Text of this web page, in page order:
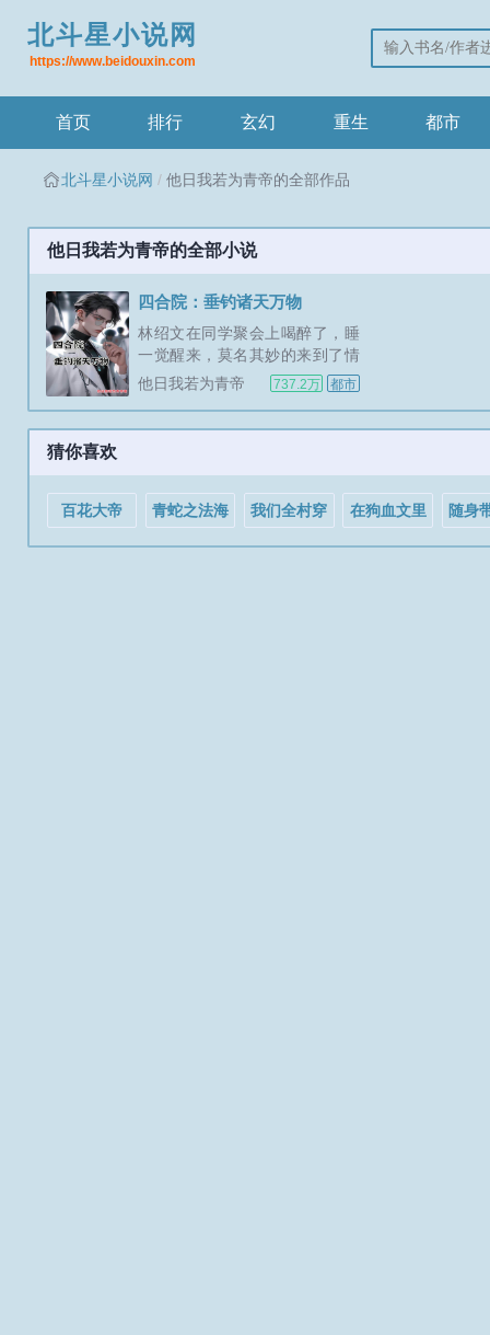
北斗星小说网
https://www.beidouxin.com
首页 排行 玄幻 重生 都市
北斗星小说网 他日我若为青帝的全部作品
他日我若为青帝的全部小说
四合院：垂钓诸天万物
林绍文在同学聚会上喝醉了，睡
一觉醒来，莫名其妙的来到了情
满四合院的世界，成为了北京中
二话不说...
他日我若为青帝 737.2万 都市
猜你喜欢
百花大帝
青蛇之法海
佛缘
我们全村穿
九零啦
在狗血文里
做老师[快穿]
随身
扇